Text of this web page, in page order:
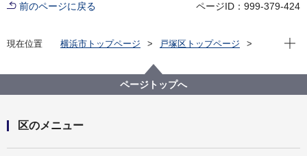
前のページに戻る ページID：999-379-424
現在位置 横浜市トップページ
戸塚区トップページ
現在
ページトップへ
区のメニュー